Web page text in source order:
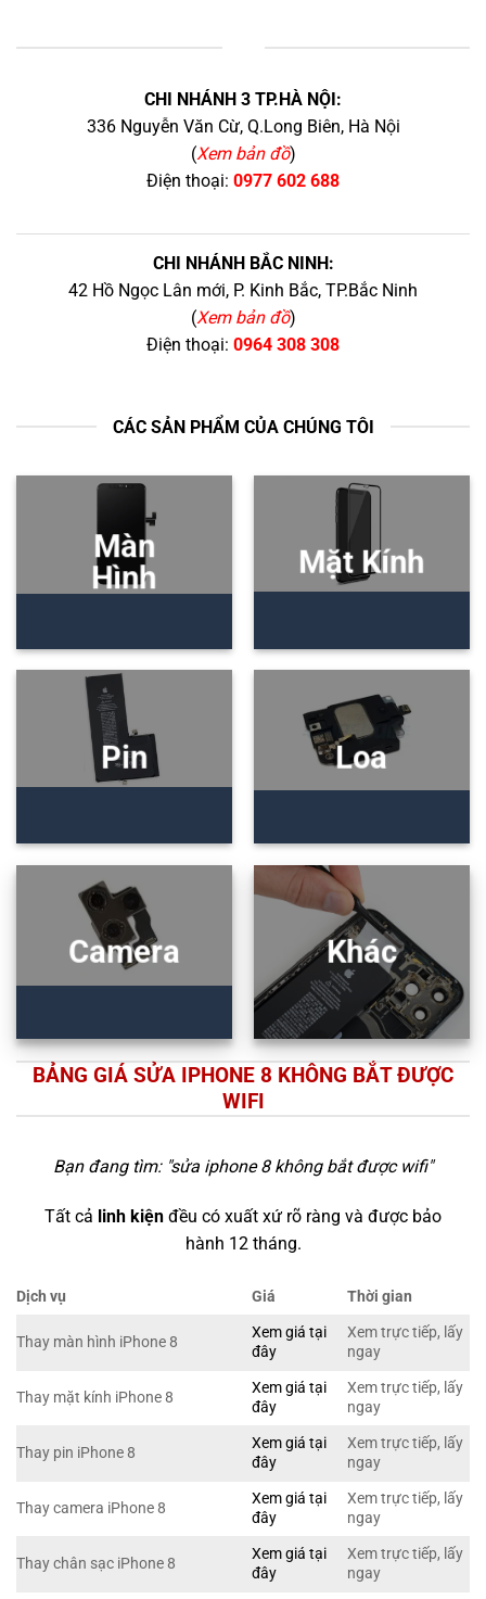
CHI NHÁNH 3 TP.HÀ NỘI:
336 Nguyễn Văn Cừ, Q.Long Biên, Hà Nội
(Xem bản đồ)
Điện thoại: 0977 602 688
CHI NHÁNH BẮC NINH:
42 Hồ Ngọc Lân mới, P. Kinh Bắc, TP.Bắc Ninh
(Xem bản đồ)
Điện thoại: 0964 308 308
CÁC SẢN PHẨM CỦA CHÚNG TÔI
Màn
Hình
Mặt Kính
Pin Loa
Camera Khác
BẢNG GIÁ SỬA IPHONE 8 KHÔNG BẮT ĐƯỢC
WIFI
Bạn đang tìm: "sửa iphone 8 không bắt được wifi"
Tất cả linh kiện đều có xuất xứ rõ ràng và được bảo
hành 12 tháng.
Dịch vụ Giá Thời gian
Thay màn hình iPhone 8
Xem giá tại
đây
Xem trực tiếp, lấy
ngay
Thay mặt kính iPhone 8
Xem giá tại
đây
Xem trực tiếp, lấy
ngay
Thay pin iPhone 8
Xem giá tại
đây
Xem trực tiếp, lấy
ngay
Thay camera iPhone 8
Xem giá tại
đây
Xem trực tiếp, lấy
ngay
Thay chân sạc iPhone 8
Xem giá tại
đây
Xem trực tiếp, lấy
ngay